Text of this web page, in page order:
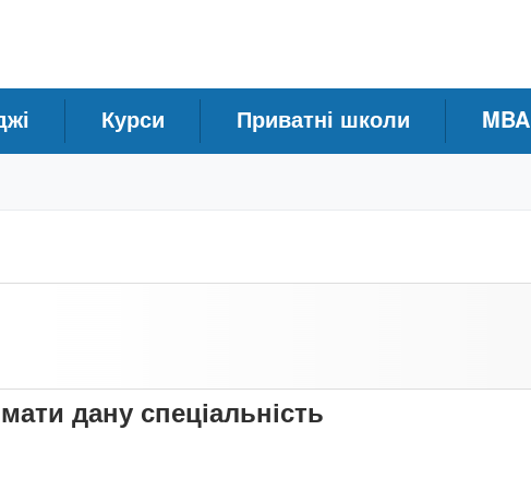
Курси Приватні школи MBA
дану спеціальність